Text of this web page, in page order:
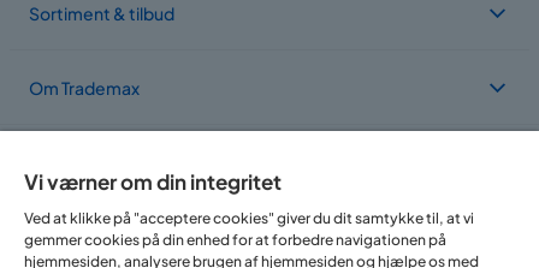
Sortiment & tilbud
Om Trademax
Vi findes i flere forskellige lande
Vi værner om din integritet
Ved at klikke på "acceptere cookies" giver du dit samtykke til, at vi
gemmer cookies på din enhed for at forbedre navigationen på
hjemmesiden, analysere brugen af hjemmesiden og hjælpe os med